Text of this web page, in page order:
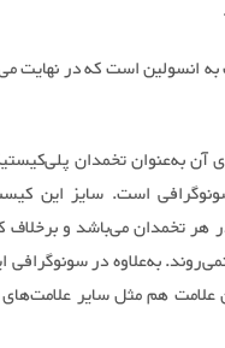
انسولین است که در نهایت
آن به‌عنوان تخمدان
تعداد زیاد در هر تخمدان می‌باشد و
۲ تا ۳ ماه بعد از بین نمی‌روند. به‌علاوه در
علامت هم مثل سایر